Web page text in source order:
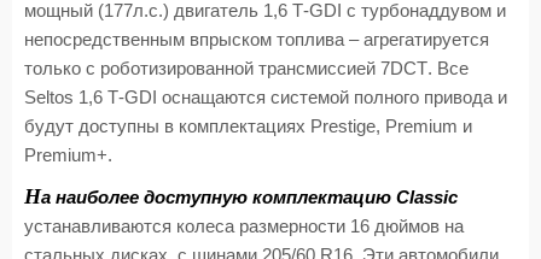
мощный (177л.с.) двигатель 1,6 T-GDI с турбонаддувом и
непосредственным впрыском топлива – агрегатируется
только с роботизированной трансмиссией 7DCT. Все
Seltos 1,6 T-GDI оснащаются системой полного привода и
будут доступны в комплектациях Prestige, Premium и
Premium+.
На наиболее доступную комплектацию Classic
устанавливаются колеса размерности 16 дюймов на